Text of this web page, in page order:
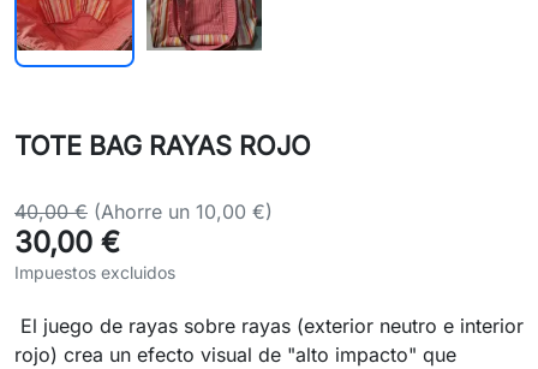
TOTE BAG RAYAS ROJO
40,00 € (Ahorre un 10,00 €)
30,00 €
Impuestos excluidos
El juego de rayas sobre rayas (exterior neutro e interior
rojo) crea un efecto visual de "alto impacto" que